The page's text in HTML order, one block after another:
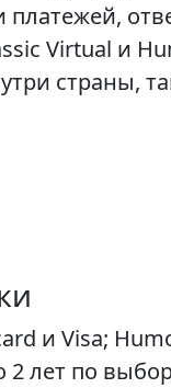
Virtual и
страны,
и Visa;
лет по